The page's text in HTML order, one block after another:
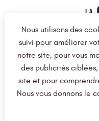
La Carte
Notre approche
Nous utilisons des
suivi pour améliorer
notre site, pour vous
des publicités
site et pour
Nous vous donnons le